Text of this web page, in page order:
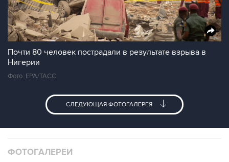
Почти 80 человек пострадали в результате взрыва в
Нигерии
Фото: ЕРА/ТАСС
СЛЕДУЮЩАЯ ФОТОГАЛЕРЕЯ
ФОТОГАЛЕРЕИ